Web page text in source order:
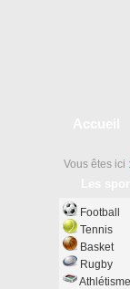
Vous êtes ici :
Football
Tennis
Basket
Rugby
Athlétisme